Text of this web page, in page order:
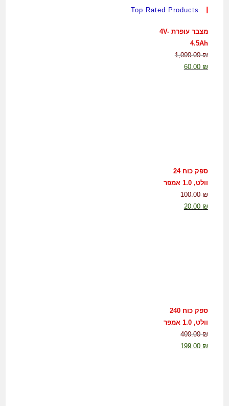
Top Rated Products
מצבר עופרת 4V-
4.5Ah
1,000.00₪
60.00 ₪
ספק כוח 24
וולט, 1.0 אמפר
100.00₪
20.00 ₪
ספק כוח 240
וולט, 1.0 אמפר
400.00₪
199.00 ₪